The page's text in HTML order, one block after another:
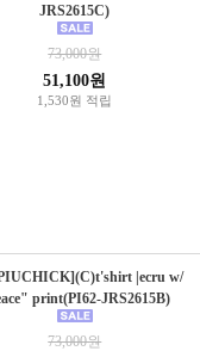
JRS2615C)
73,000원
51,100원
1,530원 적립
|ecru w/
print(PI62-JRS2615B)
73,000원